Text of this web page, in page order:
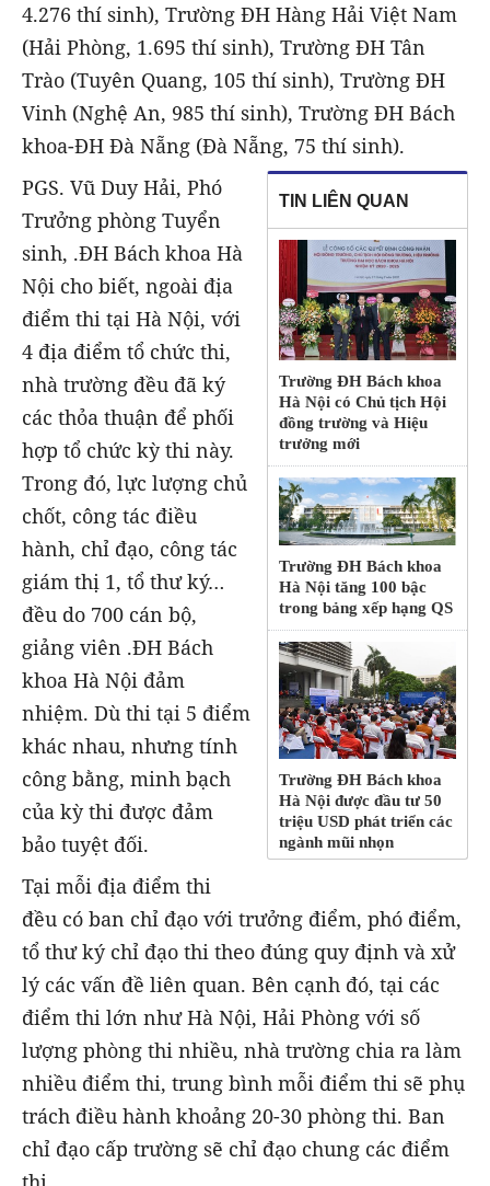
4.276 thí sinh), Trường ĐH Hàng Hải Việt Nam
(Hải Phòng, 1.695 thí sinh), Trường ĐH Tân
Trào (Tuyên Quang, 105 thí sinh), Trường ĐH
Vinh (Nghệ An, 985 thí sinh), Trường ĐH Bách
khoa-ĐH Đà Nẵng (Đà Nẵng, 75 thí sinh).
TIN LIÊN QUAN
Trường ĐH Bách khoa
Hà Nội có Chủ tịch Hội
đồng trường và Hiệu
trưởng mới
Trường ĐH Bách khoa
Hà Nội tăng 100 bậc
trong bảng xếp hạng QS
Trường ĐH Bách khoa
Hà Nội được đầu tư 50
triệu USD phát triển các
ngành mũi nhọn
PGS. Vũ Duy Hải, Phó
Trưởng phòng Tuyển
sinh, .ĐH Bách khoa Hà
Nội cho biết, ngoài địa
điểm thi tại Hà Nội, với
4 địa điểm tổ chức thi,
nhà trường đều đã ký
các thỏa thuận để phối
hợp tổ chức kỳ thi này.
Trong đó, lực lượng chủ
chốt, công tác điều
hành, chỉ đạo, công tác
giám thị 1, tổ thư ký…
đều do 700 cán bộ,
giảng viên .ĐH Bách
khoa Hà Nội đảm
nhiệm. Dù thi tại 5 điểm
khác nhau, nhưng tính
công bằng, minh bạch
của kỳ thi được đảm
bảo tuyệt đối.
Tại mỗi địa điểm thi
đều có ban chỉ đạo với trưởng điểm, phó điểm,
tổ thư ký chỉ đạo thi theo đúng quy định và xử
lý các vấn đề liên quan. Bên cạnh đó, tại các
điểm thi lớn như Hà Nội, Hải Phòng với số
lượng phòng thi nhiều, nhà trường chia ra làm
nhiều điểm thi, trung bình mỗi điểm thi sẽ phụ
trách điều hành khoảng 20-30 phòng thi. Ban
chỉ đạo cấp trường sẽ chỉ đạo chung các điểm